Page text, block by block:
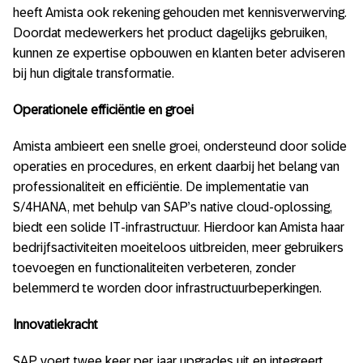
heeft Amista ook rekening gehouden met kennisverwerving.
Doordat medewerkers het product dagelijks gebruiken,
kunnen ze expertise opbouwen en klanten beter adviseren
bij hun digitale transformatie.
Operationele efficiëntie en groei
Amista ambieert een snelle groei, ondersteund door solide
operaties en procedures, en erkent daarbij het belang van
professionaliteit en efficiëntie. De implementatie van
S/4HANA, met behulp van SAP’s native cloud-oplossing,
biedt een solide IT-infrastructuur. Hierdoor kan Amista haar
bedrijfsactiviteiten moeiteloos uitbreiden, meer gebruikers
toevoegen en functionaliteiten verbeteren, zonder
belemmerd te worden door infrastructuurbeperkingen.
Innovatiekracht